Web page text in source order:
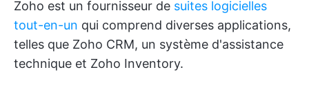
Zoho est un fournisseur de suites logicielles
tout-en-un qui comprend diverses applications,
telles que Zoho CRM, un système d'assistance
technique et Zoho Inventory.